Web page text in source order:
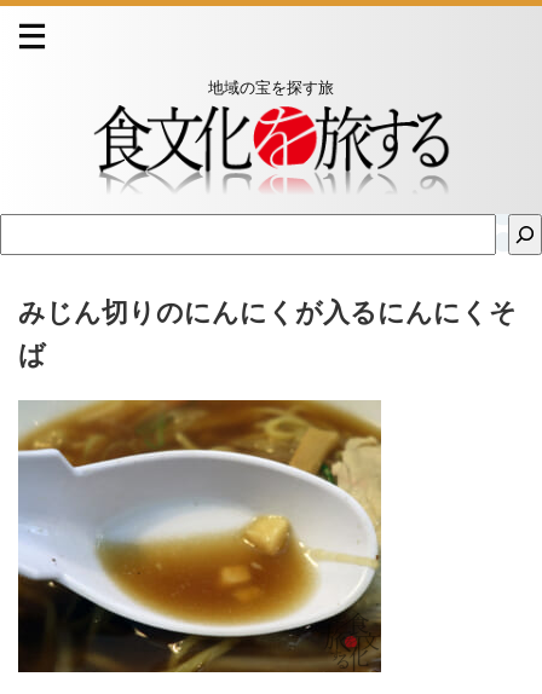
地域の宝を探す旅
みじん切りのにんにくが入るにんにくそ
ば